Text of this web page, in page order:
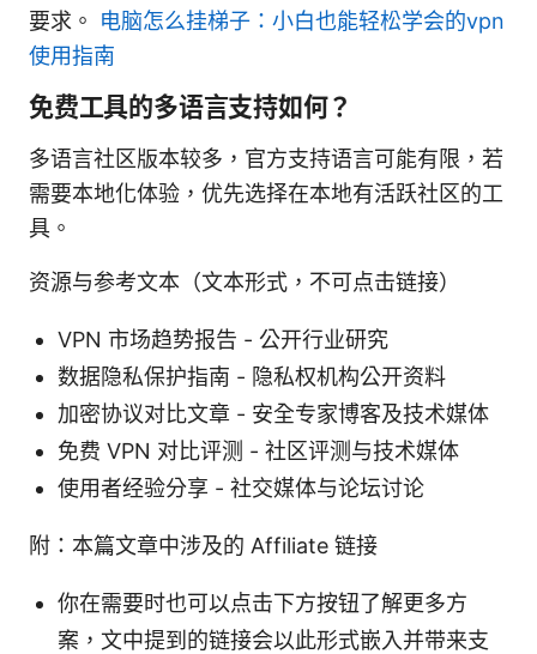
要求。 电脑怎么挂梯子：小白也能轻松学会的vpn
使用指南
免费工具的多语言支持如何？
多语言社区版本较多，官方支持语言可能有限，若
需要本地化体验，优先选择在本地有活跃社区的工
具。
资源与参考文本（文本形式，不可点击链接）
VPN 市场趋势报告 - 公开行业研究
数据隐私保护指南 - 隐私权机构公开资料
加密协议对比文章 - 安全专家博客及技术媒体
免费 VPN 对比评测 - 社区评测与技术媒体
使用者经验分享 - 社交媒体与论坛讨论
附：本篇文章中涉及的 Affiliate 链接
你在需要时也可以点击下方按钮了解更多方
案，文中提到的链接会以此形式嵌入并带来支